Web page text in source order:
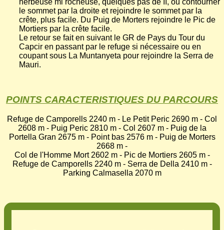
herbeuse mi rocheuse, quelques pas de II, ou contourner
le sommet par la droite et rejoindre le sommet par la
crête, plus facile. Du Puig de Morters rejoindre le Pic de
Mortiers par la crête facile.
Le retour se fait en suivant le GR de Pays du Tour du
Capcir en passant par le refuge si nécessaire ou en
coupant sous La Muntanyeta pour rejoindre la Serra de
Mauri.
POINTS CARACTERISTIQUES DU PARCOURS
Refuge de Camporells 2240 m - Le Petit Peric 2690 m - Col
2608 m - Puig Peric 2810 m - Col 2607 m - Puig de la
Portella Gran 2675 m - Point bas 2576 m - Puig de Morters
2668 m -
Col de l'Homme Mort 2602 m - Pic de Mortiers 2605 m -
Refuge de Camporells 2240 m - Serra de Della 2410 m -
Parking Calmasella 2070 m